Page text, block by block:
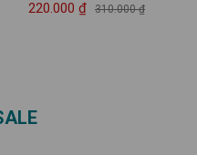
220.000 ₫ 310.000 ₫